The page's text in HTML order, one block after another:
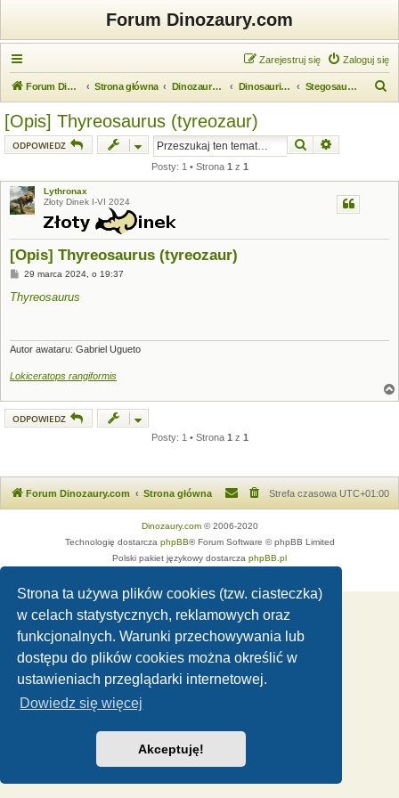
Strona ta używa plików cookies (tzw. ciasteczka)
w celach statystycznych, reklamowych oraz
funkcjonalnych. Warunki przechowywania lub
dostępu do plików cookies można określić w
ustawieniach przeglądarki internetowej.
Dowiedz się więcej
Akceptuję!
Forum Dinozaury.com
Zaloguj się
Zarejestruj się
Forum Dinozaury.com Strona główna Dinozaurologia Dinosauria (dinozaury) Stegosauria (stegozaury)
[Opis] Thyreosaurus (tyreozaur)
ODPOWIEDZ Szukaj
Posty: 1 • Strona 1 z 1
Lythronax
Złoty Dinek I-VI 2024
[Opis] Thyreosaurus (tyreozaur)
P
s
t
29 marca 2024, o 19:37
Thyreosaurus
Autor awataru: Gabriel Ugueto
Lokiceratops rangiformis
ODPOWIEDZ
Posty: 1 • Strona 1 z 1
Forum Dinozaury.com Strona główna Strefa czasowa UTC+01:00
Dinozaury.com© 2006-2020
Technologię dostarcza phpBB® Forum Software © phpBB Limited
Polski pakiet językowy dostarcza phpBB.pl